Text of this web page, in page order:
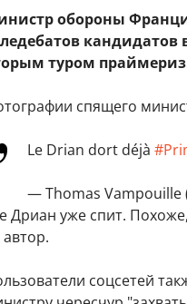
обороны
кандидатов
туром
спящего
Le Drian dort déjà
— Thomas Vampouille
Дриан уже спит.
автор.
соцсетей